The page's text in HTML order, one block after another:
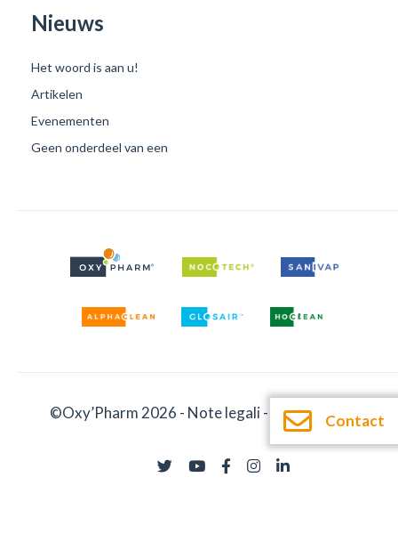
Nieuws
Het woord is aan u!
Artikelen
Evenementen
Geen onderdeel van een
©Oxy’Pharm 2026 - Note legali- Documentatie
Contact